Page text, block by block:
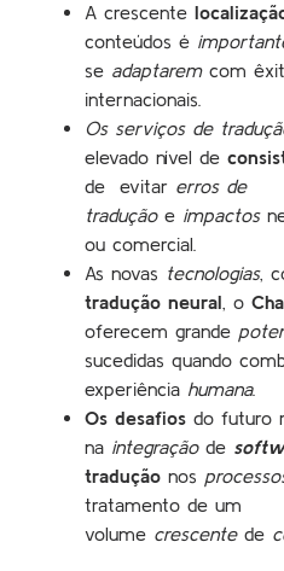
A crescente
conteúdos é
se adaptaremcom
internacionais.
Os serviços de
elevado nível de
de
evitar erros de
traduçãoe impactos
ou comercial.
As novas tecnologias,
tradução neural , o
oferecem grande
sucedidas quando
experiência humana.
Os desafiosdo futuro
na integraçãode
traduçãonos
tratamento de um
volume crescentede